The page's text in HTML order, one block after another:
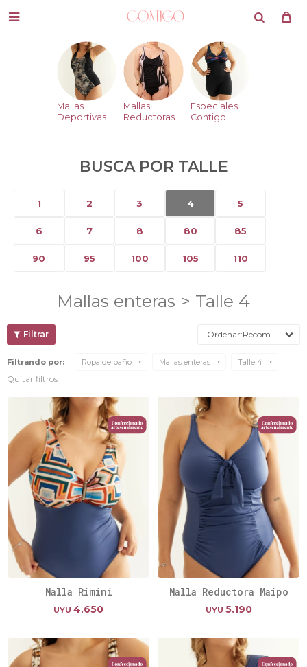

Mallas
Deportivas
Mallas
Reductoras
Especiales
Contigo
BUSCA POR TALLE
1 2 3 4 5
6 7 8 80 85
90 95 100 105 110
Mallas enteras > Talle 4
Recomendados
Filtrando por: Ropa de baño Mallas enteras Talle 4
Quitar filtros
Malla Rimini
UYU 4.650
Malla Reductora Maipo
UYU 5.190